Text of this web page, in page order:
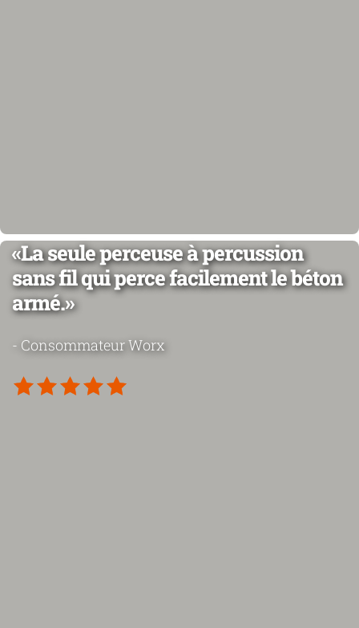
«La seule perceuse à percussion
sans fil qui perce facilement le béton
armé.»
- Consommateur Worx